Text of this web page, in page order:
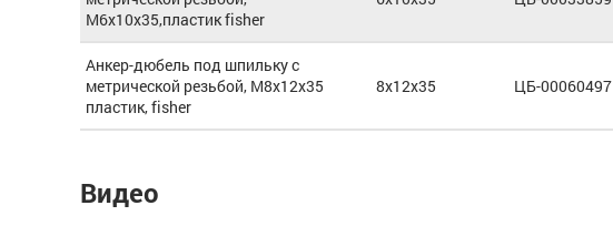
М6х10х35,пластик fisher
Анкер-дюбель под шпильку с
метрической резьбой, М8х12х35
пластик, fisher
8x12x35 ЦБ-00060497
Видео